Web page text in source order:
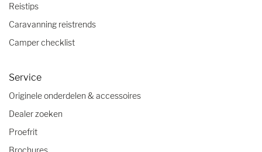
Reistips
Caravanning reistrends
Camper checklist
Service
Originele onderdelen & accessoires
Dealer zoeken
Proefrit
Brochures